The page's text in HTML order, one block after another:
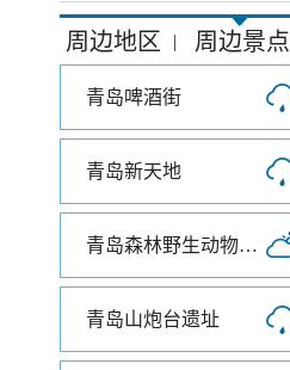
周边地区 | 周边景点
青岛啤酒街
青岛新天地
青岛森林野生动物世界
青岛山炮台遗址